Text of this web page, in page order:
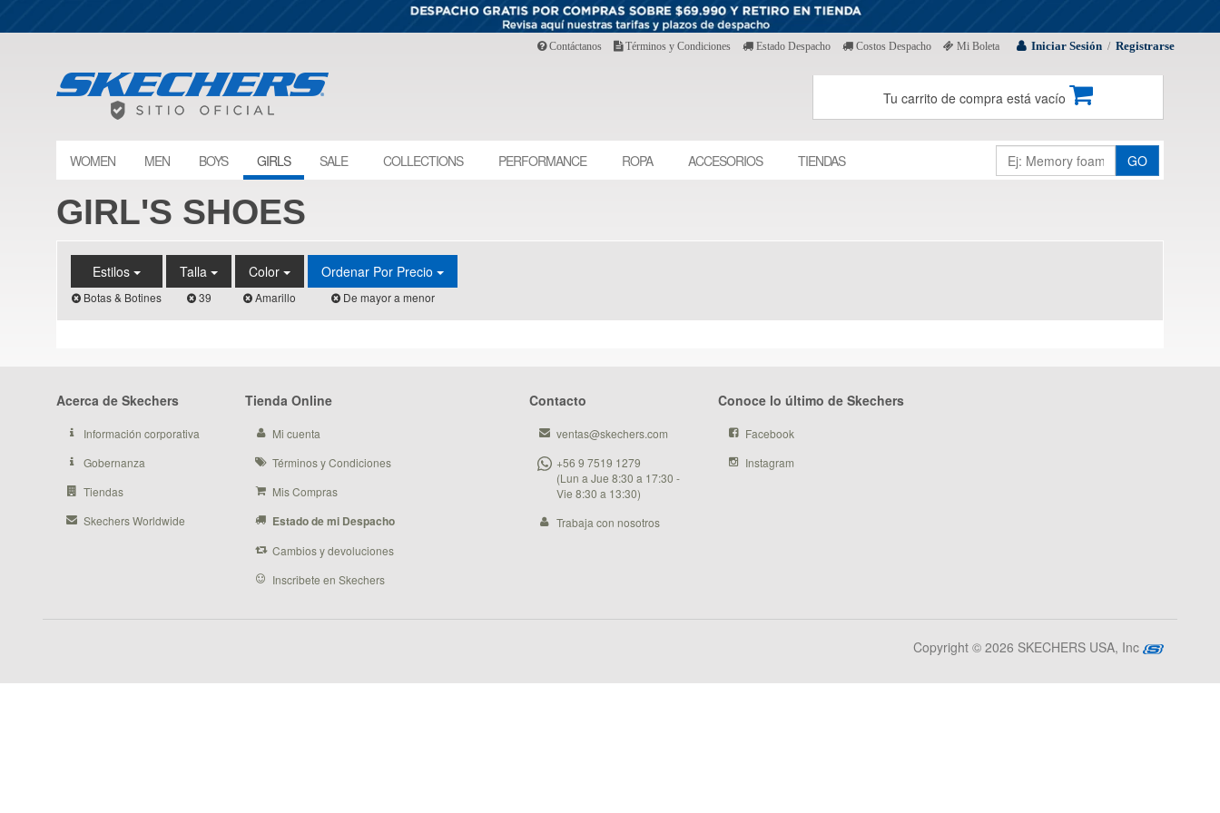
Iniciar Sesión / Registrarse
Contáctanos Términos y Condiciones Estado Despacho Costos Despacho Mi Boleta
Tu carrito de compra está vacío
WOMEN MEN BOYS GIRLS SALE COLLECTIONS PERFORMANCE ROPA ACCESORIOS TIENDAS GO
GIRL'S SHOES
Estilos
Botas & Botines
Talla
39
Color
Amarillo
Ordenar Por Precio
De mayor a menor
Acerca de Skechers
Información corporativa
Gobernanza
Tiendas
Skechers Worldwide
Tienda Online
Mi cuenta
Términos y Condiciones
Mis Compras
Estado de mi Despacho
Cambios y devoluciones
Inscribete en Skechers
Contacto
ventas@skechers.com
+56 9 7519 1279
(Lun a Jue 8:30 a 17:30 -
Vie 8:30 a 13:30)
Trabaja con nosotros
Conoce lo último de Skechers
Facebook
Instagram
Copyright © 2026 SKECHERS USA, Inc